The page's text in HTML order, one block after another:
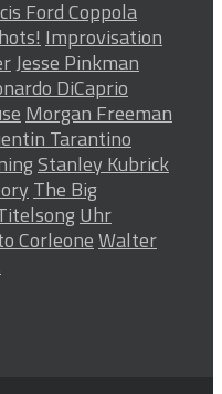
Ford Coppola
Improvisation
Jesse Pinkman
DiCaprio
Morgan Freeman
Tarantino
Stanley Kubrick
The Big
Uhr
CorleoneWalter